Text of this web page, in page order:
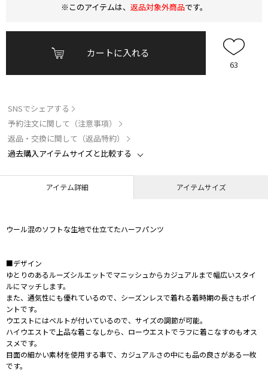
※このアイテムは、 返品対象外商品です。
カートに入れる
63
SNSでシェアする
予約注文に関して（注意事項）
返品・交換に関して（返品特約）
過去購入アイテムサイズと比較する
アイテム詳細 アイテムサイズ
ウール混のソフトな生地で仕立てたハーフパンツ
■デザイン
ゆとりのあるルーズシルエットでマニッシュからカジュアルまで幅広いスタイ
ルにマッチします。
また、通気性にも優れているので、シーズンレスで着れる着時期の長さもポイ
ントです。
ウエストにはベルトが付いているので、サイズの調節が可能。
ハイウエストで上品な着こなしから、ローウエストでラフに着こなすのもオス
スメです。
目面の細かい素材を使用する事で、カジュアルさの中にも品の良さがある一枚
です。